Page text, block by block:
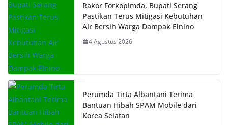
Rakor Forkopimda, Bupati Serang
Pastikan Terus Mitigasi Kebutuhan
Air Bersih Warga Dampak Elnino
4 Agustus 2026
Perumda Tirta Albantani Terima
Bantuan Hibah SPAM Mobile dari
Korea Selatan